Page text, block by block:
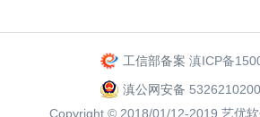
工信部备案 滇ICP备
滇公网安备
Copyright © 2018/01/12-2019 艺优